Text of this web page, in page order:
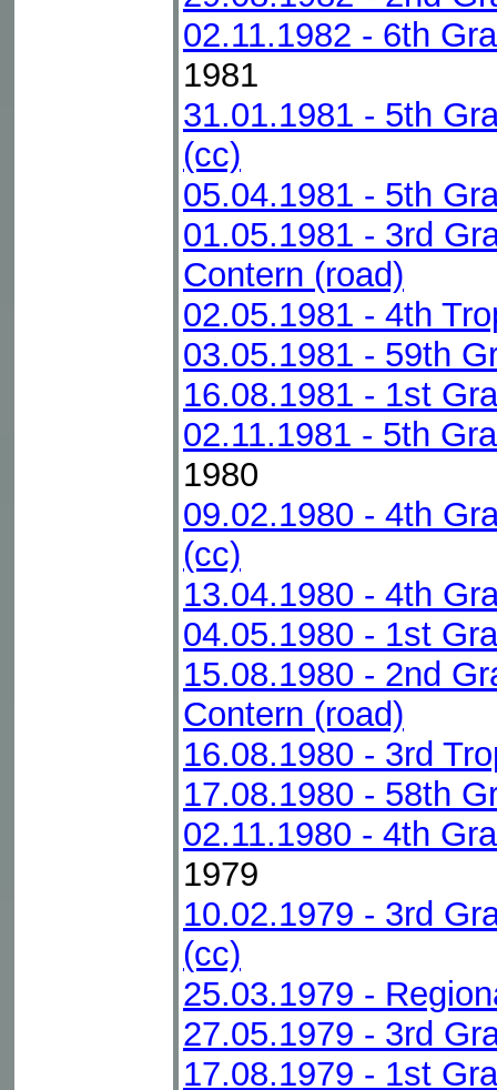
02.11.1982 - 6th
1981
31.01.1981 - 5th
(cc)
05.04.1981 - 5th
01.05.1981 - 3rd
Contern (road)
02.05.1981 - 4th
03.05.1981 - 59th
16.08.1981 - 1st
02.11.1981 - 5th
1980
09.02.1980 - 4th
(cc)
13.04.1980 - 4th
04.05.1980 - 1st
15.08.1980 - 2nd
Contern (road)
16.08.1980 - 3rd
17.08.1980 - 58th
02.11.1980 - 4th
1979
10.02.1979 - 3rd
(cc)
25.03.1979 -
27.05.1979 - 3rd
17.08.1979 - 1st